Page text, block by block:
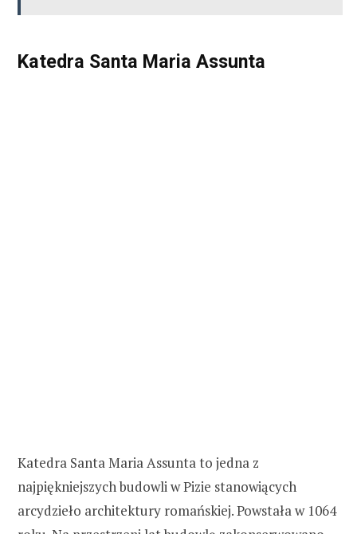
Katedra Santa Maria Assunta
Katedra Santa Maria Assunta to jedna z
najpiękniejszych budowli w Pizie stanowiących
arcydzieło architektury romańskiej. Powstała w 1064